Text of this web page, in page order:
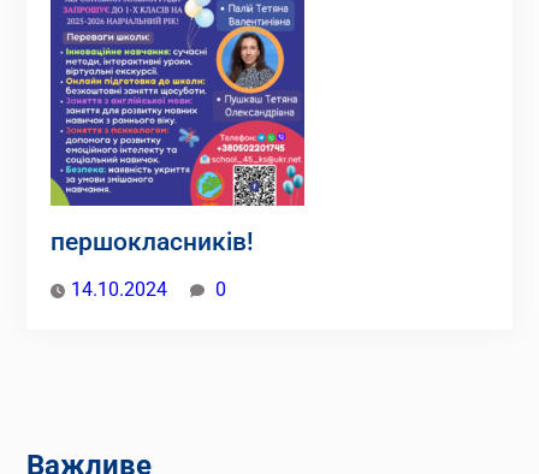
першокласників!
14.10.2024 0
Важливе